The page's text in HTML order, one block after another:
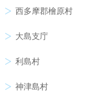
西多摩郡檜原村
大島支庁
利島村
神津島村